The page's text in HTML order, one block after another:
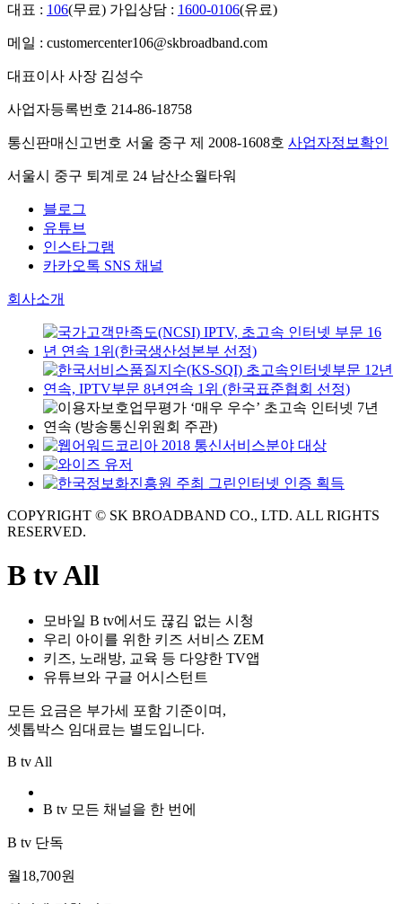
대표 : 106(무료) 가입상담 : 1600-0106(유료)
메일 : customercenter106@skbroadband.com
대표이사 사장 김성수
사업자등록번호 214-86-18758
통신판매신고번호 서울 중구 제 2008-1608호 사업자정보확인
서울시 중구 퇴계로 24 남산소월타워
블로그
유튜브
인스타그램
카카오톡 SNS 채널
회사소개
COPYRIGHT © SK BROADBAND CO., LTD. ALL RIGHTS
RESERVED.
B tv All
모바일 B tv에서도 끊김 없는 시청
우리 아이를 위한 키즈 서비스 ZEM
키즈, 노래방, 교육 등 다양한 TV앱
유튜브와 구글 어시스턴트
모든 요금은 부가세 포함 기준이며,
셋톱박스 임대료는 별도입니다.
B tv All
B tv 모든 채널을 한 번에
B tv 단독
월18,700원